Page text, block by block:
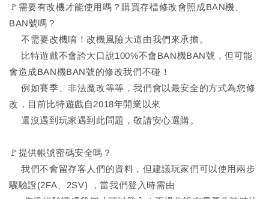
🚩需要有改機才能使用嗎？購買存檔修改會照成BAN機、
BAN號嗎？
不需要改機唷！改機風險大這由我們來承擔。
比特遊戲不會誇大口說100%不會BAN機BAN號，但可能
會造成BAN機BAN號的修改我們不碰！
例如賽季、非法魔改等等，我們會以最安全的方式為您修
改，目前比特遊戲自2018年開業以來
還沒遇到玩家遇到此問題，敬請安心選購。
🚩提供帳號密碼安全嗎？
我們不會留存客人們的資料，但建議玩家們可以使用兩步
驟驗證(2FA、2SV) ，當我們登入時需由